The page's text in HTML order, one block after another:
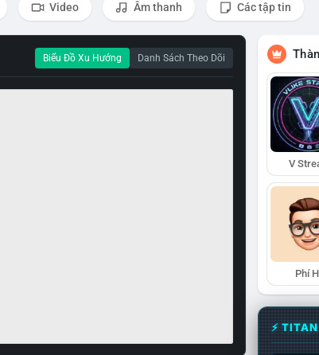
Video Âm thanh Các tập tin
Biểu Đồ Xu Hướng Danh Sách Theo Dõi
V
Phí
⚡